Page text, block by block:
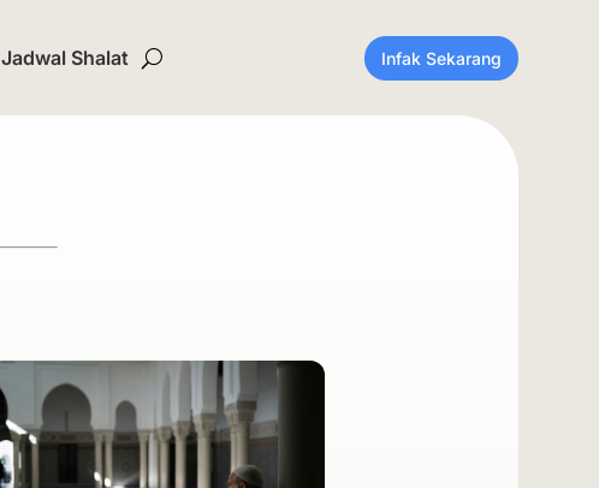
Jadwal Shalat Infak Sekarang